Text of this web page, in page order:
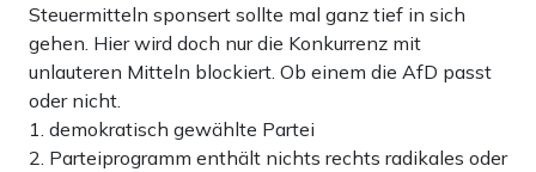
Steuermitteln sponsert sollte mal ganz tief in sich
gehen. Hier wird doch nur die Konkurrenz mit
unlauteren Mitteln blockiert. Ob einem die AfD passt
oder nicht.
1. demokratisch gewählte Partei
2. Parteiprogramm enthält nichts rechts radikales oder